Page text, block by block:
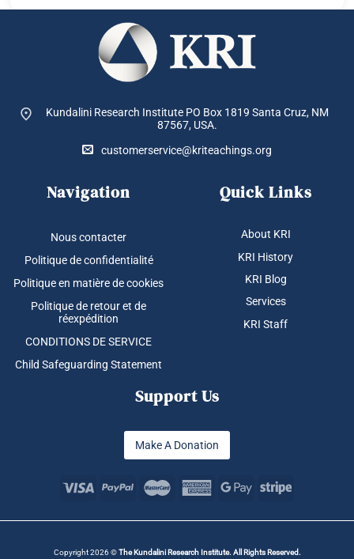
Kundalini Research Institute PO Box 1819 Santa Cruz, NM
87567, USA.
customerservice@kriteachings.org
Navigation
Nous contacter
Politique de confidentialité
Politique en matière de cookies
Politique de retour et de
réexpédition
CONDITIONS DE SERVICE
Child Safeguarding Statement
Quick Links
About KRI
KRI History
KRI Blog
Services
KRI Staff
Support Us
Make A Donation
Copyright 2026 ©The Kundalini Research Institute. All Rights Reserved.